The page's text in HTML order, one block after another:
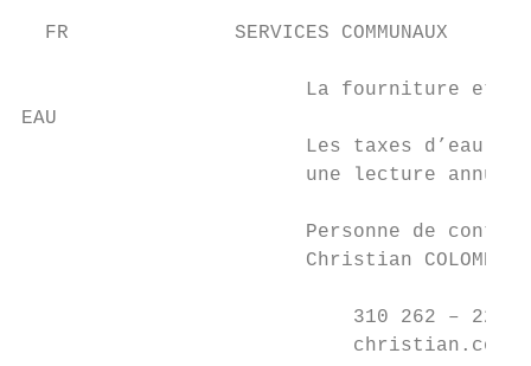
  FR              SERVICES COMMUNAUX
La fourniture et
EAU
Les taxes d’eau
une lecture
Personne de
                        Christian COLOMBO
                            310 262 – 221